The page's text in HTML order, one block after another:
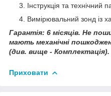
Інструкція та технічний
Вимірювальний зонд із
Гарантія: 6 місяців. Не
мають механічні
(див. вище - Комплектація).
Приховати